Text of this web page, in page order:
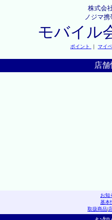
株式会
ノジマ携
モバイル
ポイント ｜ マイ
店舗
お知
基本
取扱商品|